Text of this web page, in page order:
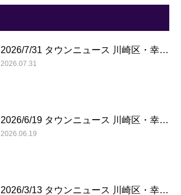
2026/7/31 タウンニュース 川崎区・幸…
2026.07.31
2026/6/19 タウンニュース 川崎区・幸…
2026.06.19
2026/3/13 タウンニュース 川崎区・幸…